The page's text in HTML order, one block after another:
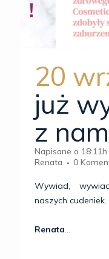
20
już
z
Napisane o 18:11h
Renata
0
Wywiad,
naszych
Renata...